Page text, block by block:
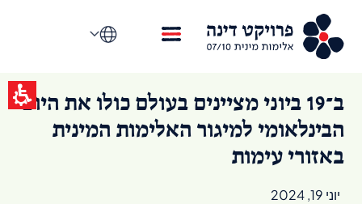
ב־19 ביוני מציינים בעולם כולו את היום
הבינלאומי למיגור האלימות המינית
באזורי עימות
יוני 19, 2024